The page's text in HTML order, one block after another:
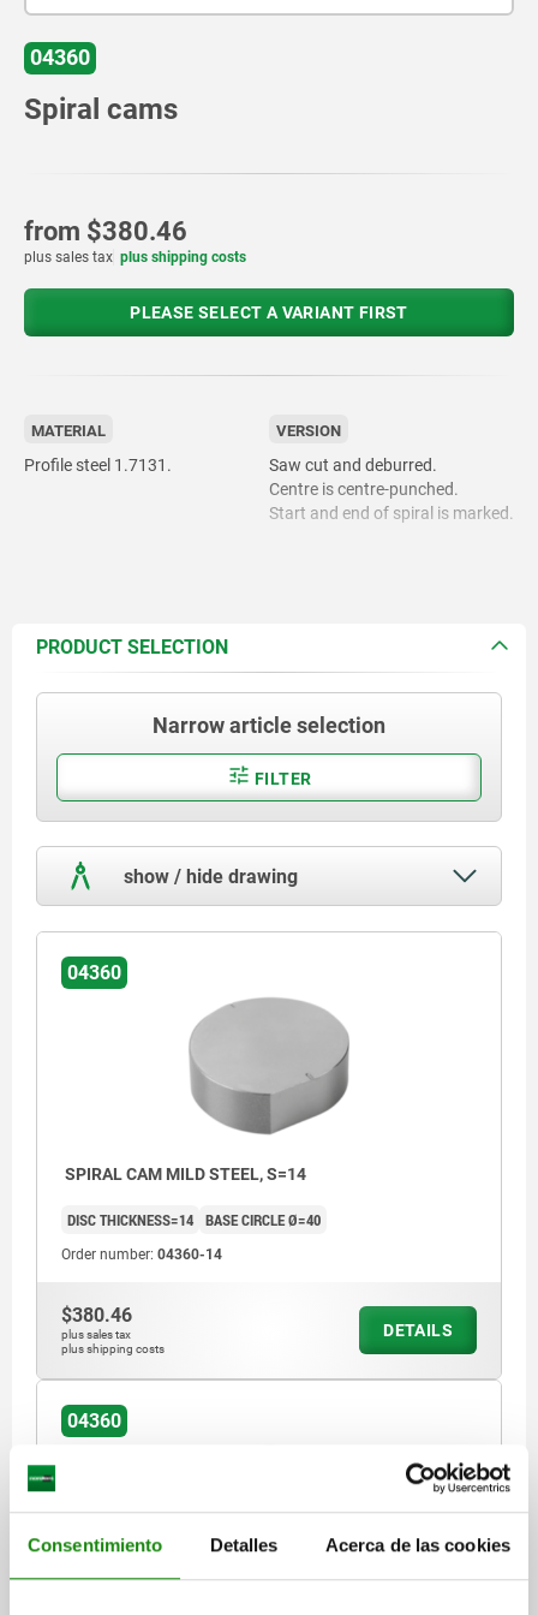
Consentimiento Detalles Acerca de las cookies
04360
Spiral cams
from $380.46
plus sales tax plus shipping costs
PLEASE SELECT A VARIANT FIRST
MATERIAL
Profile steel 1.7131.
VERSION
Saw cut and deburred.
Centre is centre-punched.
Start and end of spiral is marked.
PRODUCT SELECTION
Narrow article selection
FILTER
show / hide drawing
04360
SPIRAL CAM MILD STEEL, S=14
DISC THICKNESS=14 BASE CIRCLE Ø=40
Order number: 04360-14
$380.46
plus sales tax
plus shipping costs
DETAILS
04360